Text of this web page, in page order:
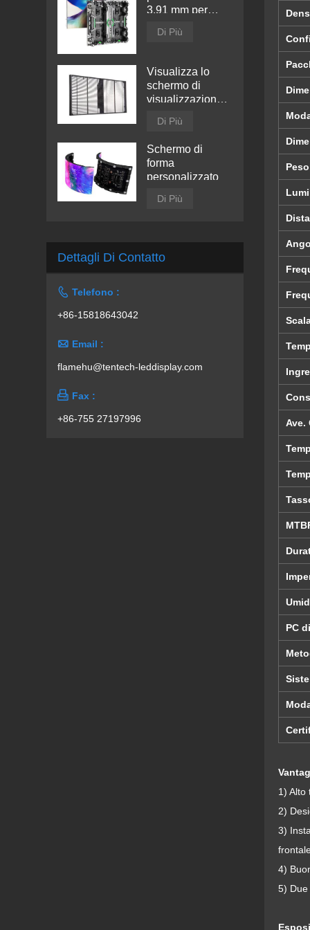
Ave.
PC
1) Alto
2)
3)
4)
5)
3,91 mm per
Di Più
Visualizza lo
schermo di
visualizzazione
LEDDi Più
Schermo di
forma
personalizzato
Di Più
Dettagli Di Contatto
 Telefono :
+86-15818643042
 Email :
flamehu@tentech-leddisplay.com
 Fax :
+86-755 27197996